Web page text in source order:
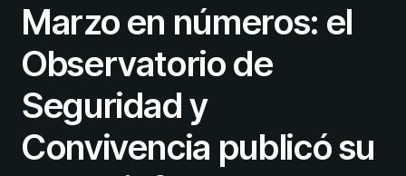
Marzo en números: el
Observatorio de
Seguridad y
Convivencia publicó su